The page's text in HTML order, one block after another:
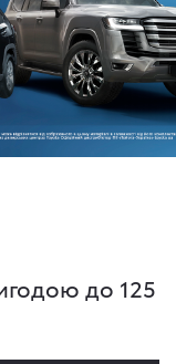
до 125